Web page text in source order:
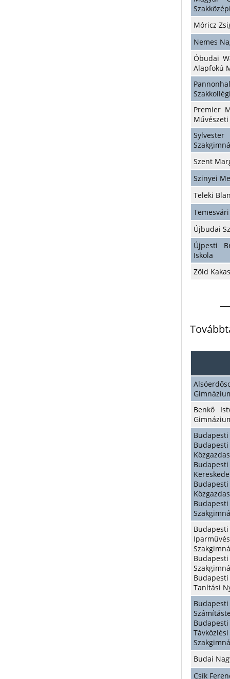
Móricz
Nemes
Óbudai
Alapfokú
Premier
Szent
Szinyei
Teleki
Újbudai
Újpesti
Iskola
Zöld
Benkő
Budapesti
Tanítási
Budai
Csík